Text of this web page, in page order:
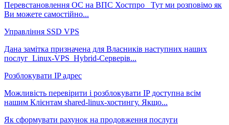
Перевстановлення ОС на ВПС Хостпро Тут ми розповімо як
Ви можете самостійно...
Управління SSD VPS
Дана замітка призначена для Власників наступних наших
послуг Linux-VPS Hybrid-Серверів...
Розблокувати IP адрес
Можливість перевірити і розблокувати IP доступна всім
нашим Клієнтам shared-linux-хостингу. Якщо...
Як сформувати рахунок на продовження послуги